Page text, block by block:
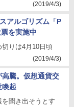
(2019/4/3)
アルゴリズム「P
を実施中
りは4月10日頃
(2019/4/3)
騰。仮想通貨交
喚起
聞き出そうとす